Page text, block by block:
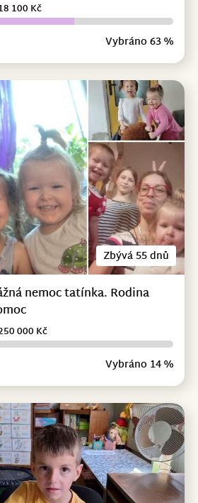
Vybráno 63 %
100 Kč
Zbývá 55 dnů
nemoc tatínka. Rodina
Vybráno 14 %
000 Kč